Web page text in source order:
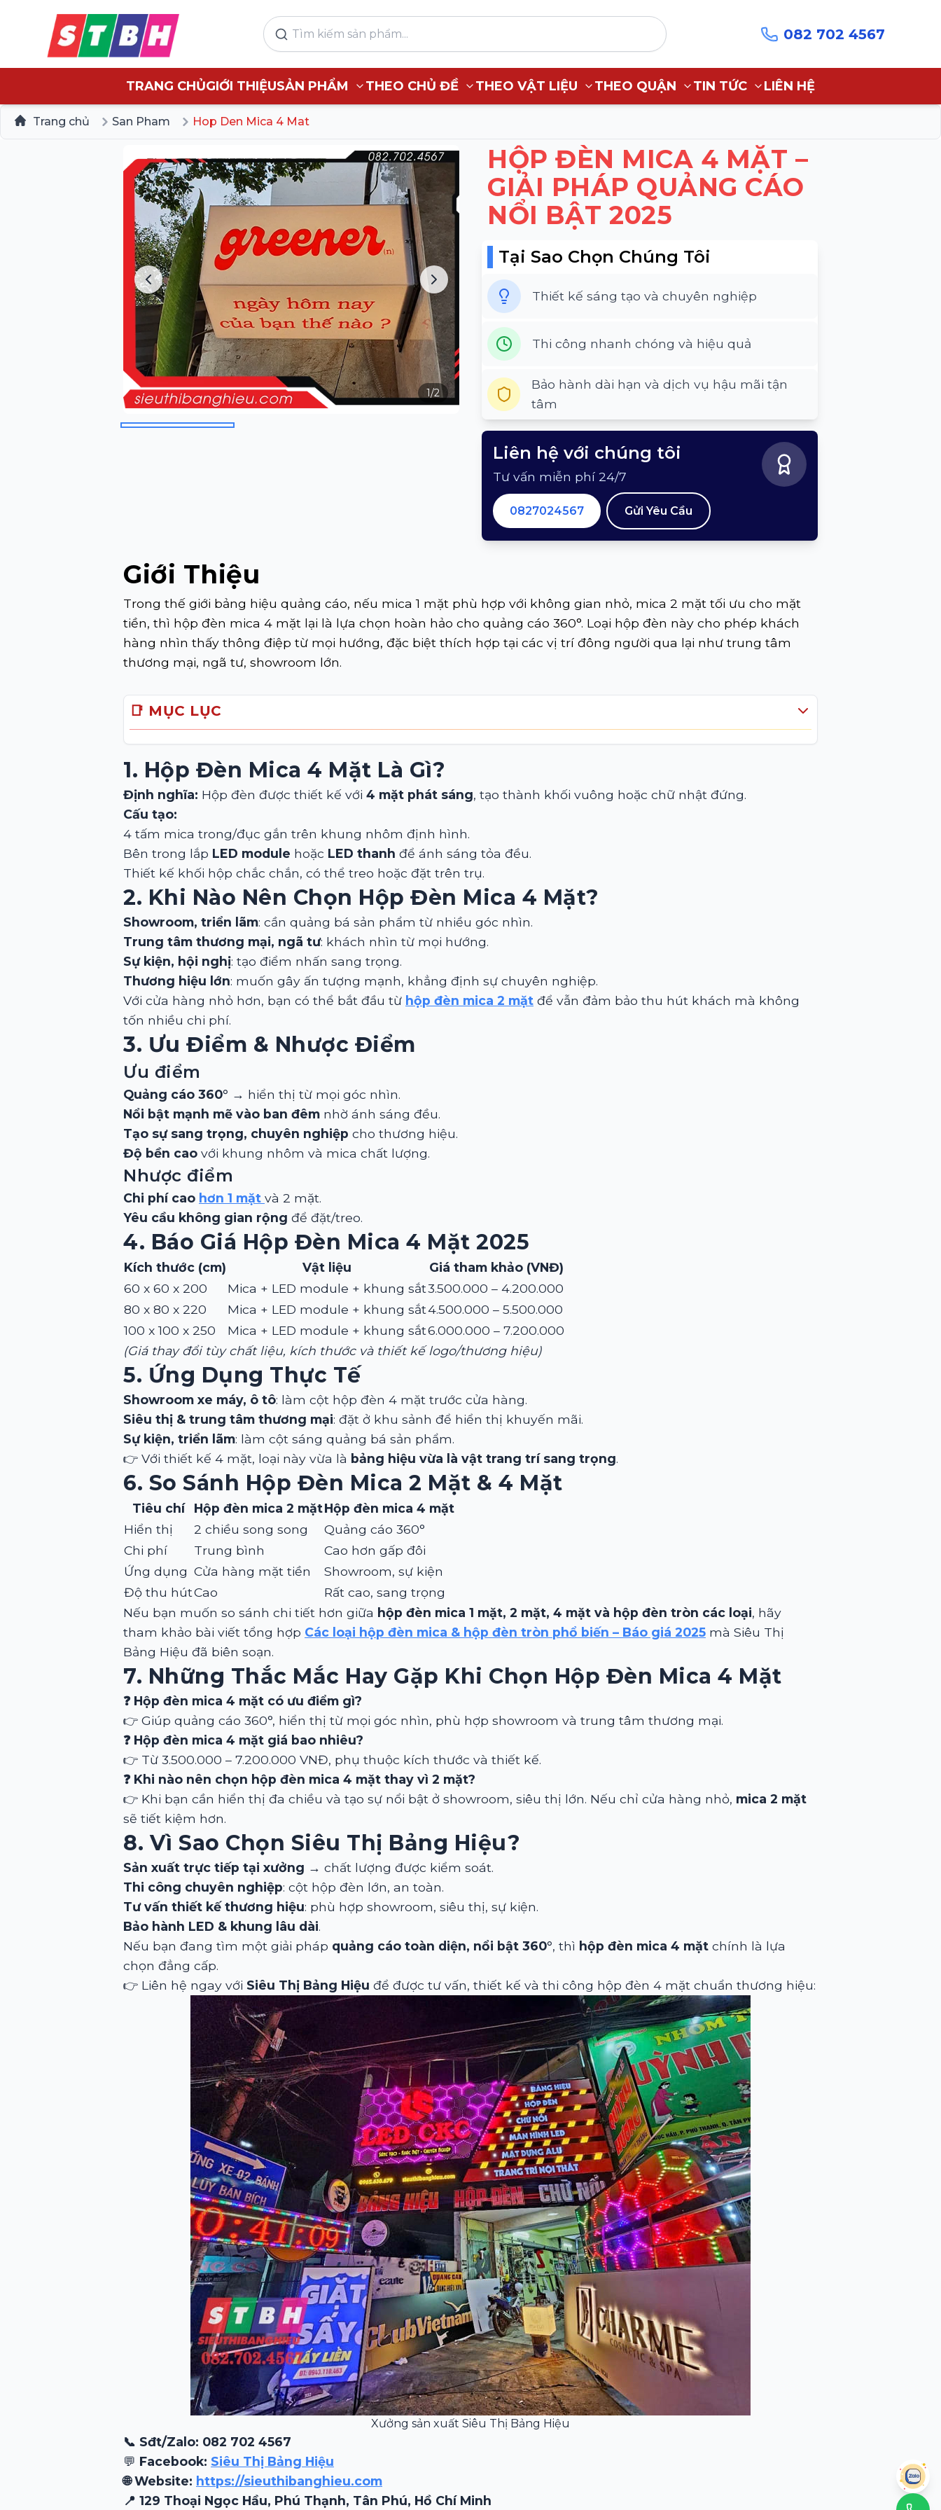
082 702 4567
TRANG CHỦGIỚI THIỆUSẢN PHẨM THEO CHỦ ĐỀ THEO VẬT LIỆU THEO QUẬN TIN TỨC LIÊN HỆ
Trang chủ San Pham Hop Den Mica 4 Mat
HỘP ĐÈN MICA 4 MẶT –
GIẢI PHÁP QUẢNG CÁO
NỔI BẬT 2025
Tại Sao Chọn Chúng Tôi
Thiết kế sáng tạo và chuyên nghiệp
Thi công nhanh chóng và hiệu quả
Bảo hành dài hạn và dịch vụ hậu mãi tận
tâm
Liên hệ với chúng tôi
Tư vấn miễn phí 24/7
0827024567 Gửi Yêu Cầu
1/2
Giới Thiệu
Trong thế giới bảng hiệu quảng cáo, nếu mica 1 mặt phù hợp với không gian nhỏ, mica 2 mặt tối ưu cho mặt
tiền, thì hộp đèn mica 4 mặt lại là lựa chọn hoàn hảo cho quảng cáo 360°. Loại hộp đèn này cho phép khách
hàng nhìn thấy thông điệp từ mọi hướng, đặc biệt thích hợp tại các vị trí đông người qua lại như trung tâm
thương mại, ngã tư, showroom lớn.
📑 MỤC LỤC
1. Hộp Đèn Mica 4 Mặt Là Gì?
Định nghĩa: Hộp đèn được thiết kế với 4 mặt phát sáng, tạo thành khối vuông hoặc chữ nhật đứng.
Cấu tạo:
4 tấm mica trong/đục gắn trên khung nhôm định hình.
Bên trong lắp LED module hoặc LED thanh để ánh sáng tỏa đều.
Thiết kế khối hộp chắc chắn, có thể treo hoặc đặt trên trụ.
2. Khi Nào Nên Chọn Hộp Đèn Mica 4 Mặt?
Showroom, triển lãm: cần quảng bá sản phẩm từ nhiều góc nhìn.
Trung tâm thương mại, ngã tư: khách nhìn từ mọi hướng.
Sự kiện, hội nghị: tạo điểm nhấn sang trọng.
Thương hiệu lớn: muốn gây ấn tượng mạnh, khẳng định sự chuyên nghiệp.
Với cửa hàng nhỏ hơn, bạn có thể bắt đầu từ hộp đèn mica 2 mặt để vẫn đảm bảo thu hút khách mà không
tốn nhiều chi phí.
3. Ưu Điểm & Nhược Điểm
Ưu điểm
Quảng cáo 360° → hiển thị từ mọi góc nhìn.
Nổi bật mạnh mẽ vào ban đêm nhờ ánh sáng đều.
Tạo sự sang trọng, chuyên nghiệp cho thương hiệu.
Độ bền cao với khung nhôm và mica chất lượng.
Nhược điểm
Chi phí cao hơn 1 mặt và 2 mặt.
Yêu cầu không gian rộng để đặt/treo.
4. Báo Giá Hộp Đèn Mica 4 Mặt 2025
Kích thước (cm) Vật liệu
Giá tham khảo (VNĐ)
60 x 60 x 200
Mica + LED module + khung sắt3.500.000 – 4.200.000
80 x 80 x 220
Mica + LED module + khung sắt4.500.000 – 5.500.000
100 x 100 x 250
Mica + LED module + khung sắt6.000.000 – 7.200.000
(Giá thay đổi tùy chất liệu, kích thước và thiết kế logo/thương hiệu)
5. Ứng Dụng Thực Tế
Showroom xe máy, ô tô: làm cột hộp đèn 4 mặt trước cửa hàng.
Siêu thị & trung tâm thương mại: đặt ở khu sảnh để hiển thị khuyến mãi.
Sự kiện, triển lãm: làm cột sáng quảng bá sản phẩm.
👉 Với thiết kế 4 mặt, loại này vừa là bảng hiệu vừa là vật trang trí sang trọng.
6. So Sánh Hộp Đèn Mica 2 Mặt & 4 Mặt
Tiêu chí Hộp đèn mica 2 mặtHộp đèn mica 4 mặt
Hiển thị
2 chiều song song
Quảng cáo 360°
Chi phí
Trung bình
Cao hơn gấp đôi
Ứng dụng Cửa hàng mặt tiền
Showroom, sự kiện
Độ thu hútCao
Rất cao, sang trọng
Nếu bạn muốn so sánh chi tiết hơn giữa hộp đèn mica 1 mặt, 2 mặt, 4 mặt và hộp đèn tròn các loại, hãy
tham khảo bài viết tổng hợp Các loại hộp đèn mica & hộp đèn tròn phổ biến – Báo giá 2025 mà Siêu Thị
Bảng Hiệu đã biên soạn.
7. Những Thắc Mắc Hay Gặp Khi Chọn Hộp Đèn Mica 4 Mặt
❓ Hộp đèn mica 4 mặt có ưu điểm gì?
👉 Giúp quảng cáo 360°, hiển thị từ mọi góc nhìn, phù hợp showroom và trung tâm thương mại.
❓ Hộp đèn mica 4 mặt giá bao nhiêu?
👉 Từ 3.500.000 – 7.200.000 VNĐ, phụ thuộc kích thước và thiết kế.
❓ Khi nào nên chọn hộp đèn mica 4 mặt thay vì 2 mặt?
👉 Khi bạn cần hiển thị đa chiều và tạo sự nổi bật ở showroom, siêu thị lớn. Nếu chỉ cửa hàng nhỏ, mica 2 mặt
sẽ tiết kiệm hơn.
8. Vì Sao Chọn Siêu Thị Bảng Hiệu?
Sản xuất trực tiếp tại xưởng → chất lượng được kiểm soát.
Thi công chuyên nghiệp: cột hộp đèn lớn, an toàn.
Tư vấn thiết kế thương hiệu: phù hợp showroom, siêu thị, sự kiện.
Bảo hành LED & khung lâu dài.
Nếu bạn đang tìm một giải pháp quảng cáo toàn diện, nổi bật 360°, thì hộp đèn mica 4 mặt chính là lựa
chọn đẳng cấp.
👉 Liên hệ ngay với Siêu Thị Bảng Hiệu để được tư vấn, thiết kế và thi công hộp đèn 4 mặt chuẩn thương hiệu:
Xưởng sản xuất Siêu Thị Bảng Hiệu
📞 Sđt/Zalo: 082 702 4567
💬 Facebook: Siêu Thị Bảng Hiệu
🌐 Website: https://sieuthibanghieu.com
📍 129 Thoại Ngọc Hầu, Phú Thạnh, Tân Phú, Hồ Chí Minh